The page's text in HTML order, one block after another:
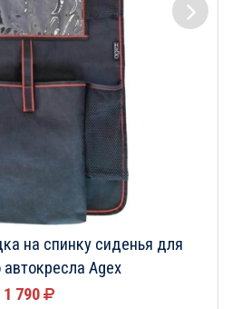
на спинку сиденья для
автокресла Agex
1 790